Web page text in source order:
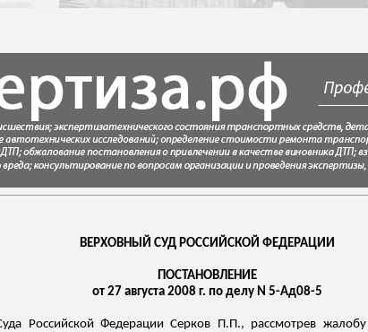
ВЕРХОВНЫЙ СУД РОССИЙСКОЙ ФЕДЕРАЦИИ
ПОСТАНОВЛЕНИЕ
от 27 августа 2008 г. по делу N 5-Ад08-5
Российской Федерации Серков П.П., рассмотрев